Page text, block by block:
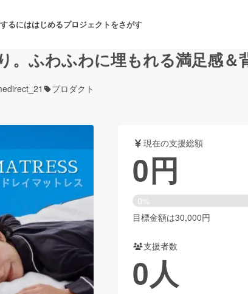
るにははじめるプロジェクトをさがす
舞台・パフォーマンス
フード・飲食店
アニメ・漫画
ビューティー・ヘルスケア
。ふわふわに埋もれる満足感＆
プロダクト
現在の支援総額
0円
0%
目標金額は30,000円
支援者数
0人